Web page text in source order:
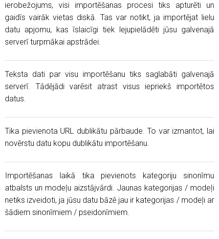
ierobežojums, visi importēšanas procesi tiks apturēti un
gaidīs vairāk vietas diskā. Tas var notikt, ja importējat lielu
datu apjomu, kas īslaicīgi tiek lejupielādēti jūsu galvenajā
serverī turpmākai apstrādei.
Teksta dati par visu importēšanu tiks saglabāti galvenajā
serverī. Tādējādi varēsit atrast visus iepriekš importētos
datus.
Tika pievienota URL dublikātu pārbaude. To var izmantot, lai
novērstu datu kopu dublikātu importēšanu.
Importēšanas laikā tika pievienots kategoriju sinonīmu
atbalsts un modeļu aizstājvārdi. Jaunas kategorijas / modeļi
netiks izveidoti, ja jūsu datu bāzē jau ir kategorijas / modeļi ar
šādiem sinonīmiem / pseidonīmiem.